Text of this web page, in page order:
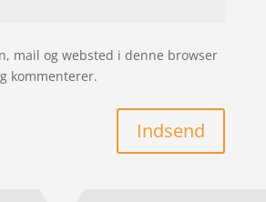
mail og websted i denne browser
kommenterer.
Indsend